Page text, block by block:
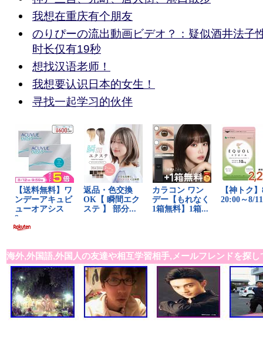
我想在重庆有个朋友
のりぴーの流出動画ビデオ？：疑似酒井法子
时长仅有19秒
想找汉语老师！
我想要认识日本的女生！
寻找一起学习的伙伴
海外,外国語,外国人の友達や相互学習相手,メールフレンドを探し